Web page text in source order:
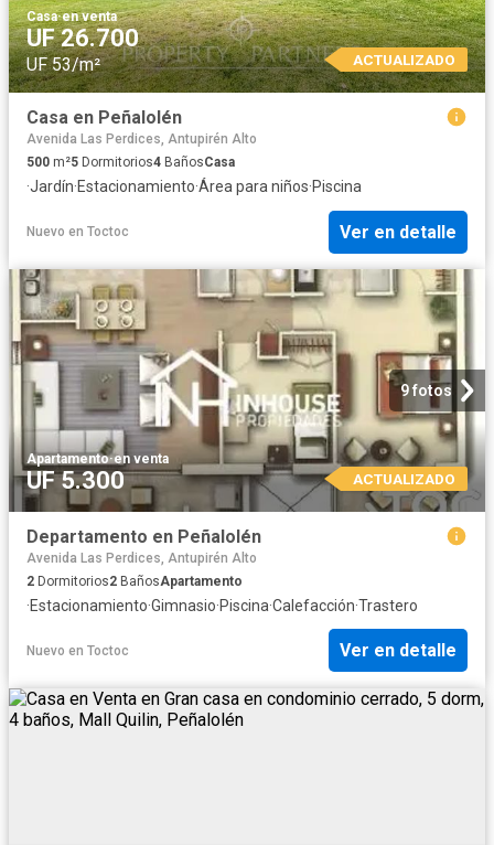
Casa·en venta
UF 26.700
UF 53/m² ACTUALIZADO
Casa en Peñalolén
Avenida Las Perdices, Antupirén Alto
500 m²5 Dormitorios4 BañosCasa
·Jardín·Estacionamiento·Área para niños·Piscina
Nuevo en Toctoc Ver en detalle
9 fotos
Apartamento·en venta
UF 5.300 ACTUALIZADO
Departamento en Peñalolén
Avenida Las Perdices, Antupirén Alto
2 Dormitorios2 BañosApartamento
·Estacionamiento·Gimnasio·Piscina·Calefacción·Trastero
Nuevo en Toctoc Ver en detalle